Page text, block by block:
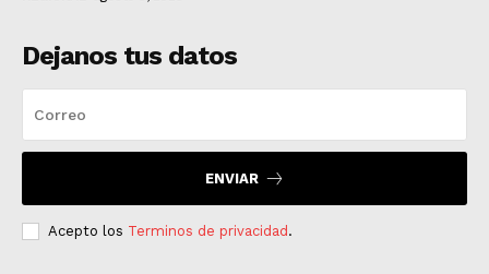
Dejanos tus datos
ENVIAR
Acepto los Terminos de privacidad .